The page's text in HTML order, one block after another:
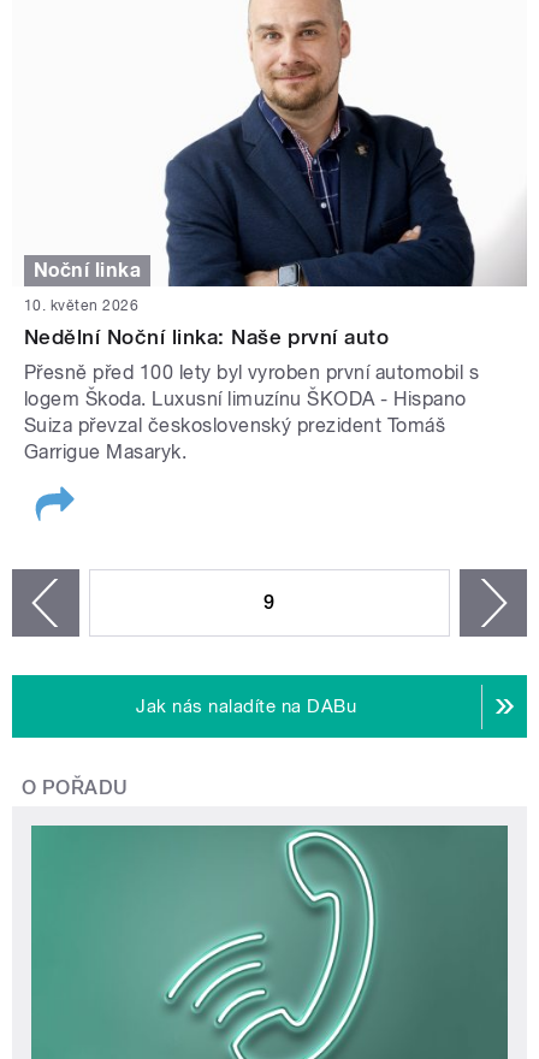
Noční linka
10. květen 2026
Nedělní Noční linka: Naše první auto
Přesně před 100 lety byl vyroben první automobil s
logem Škoda. Luxusní limuzínu ŠKODA - Hispano
Suiza převzal československý prezident Tomáš
Garrigue Masaryk.
9
Jak nás naladíte na DABu
O POŘADU